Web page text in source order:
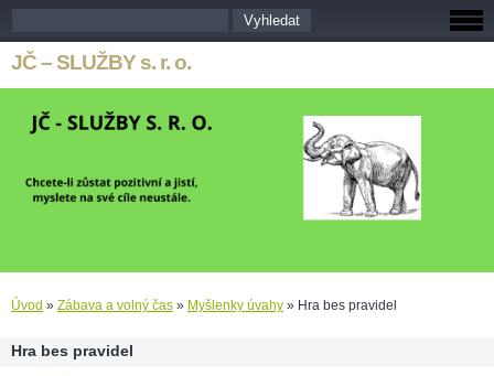
JČ – SLUŽBY s. r. o.
Úvod » Zábava a volný čas » Myšlenky úvahy » Hra bes pravidel
Hra bes pravidel